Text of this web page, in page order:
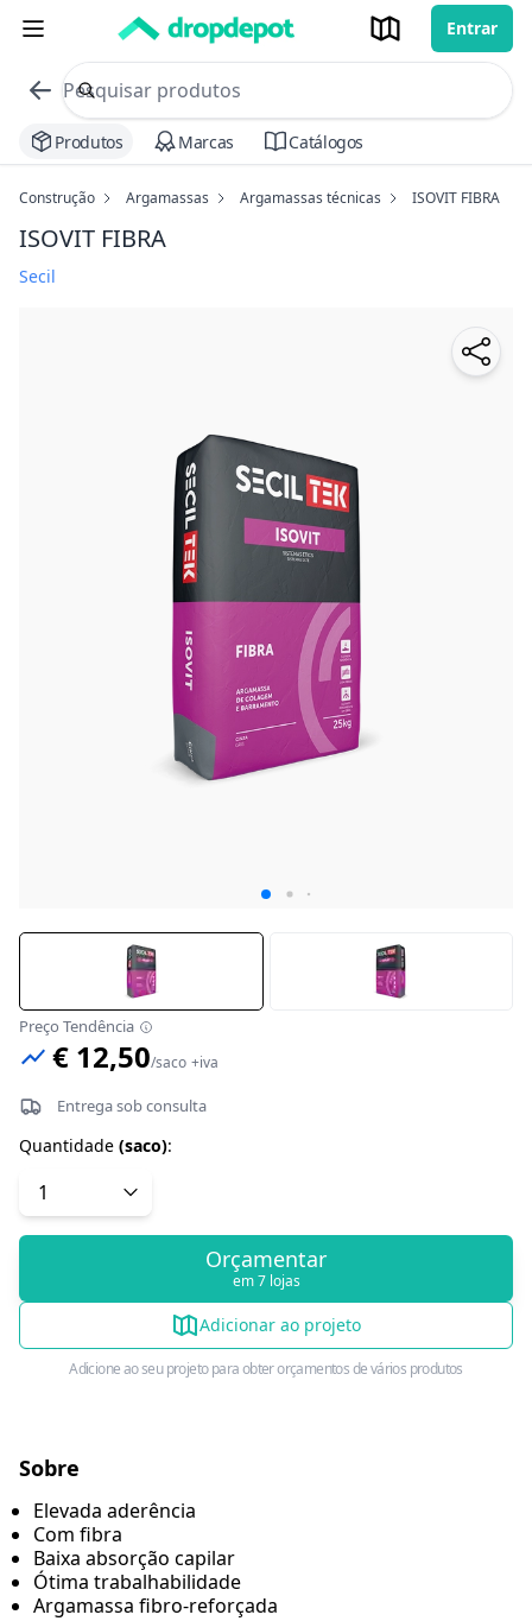
Entrar
commerce search no header
Procurar
Produtos Marcas Catálogos
Construção Argamassas Argamassas técnicas ISOVIT FIBRA
ISOVIT FIBRA
Secil
Preço Tendência
€ 12,50/saco +iva
Entrega sob consulta
Quantidade (saco):
Orçamentar
em 7 lojas
Adicionar ao projeto
Adicione ao seu projeto para obter orçamentos de vários produtos
Sobre
Elevada aderência
Com fibra
Baixa absorção capilar
Ótima trabalhabilidade
Argamassa fibro-reforçada